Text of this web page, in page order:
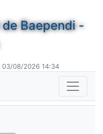
Baependi -
03/08/2026 14:34